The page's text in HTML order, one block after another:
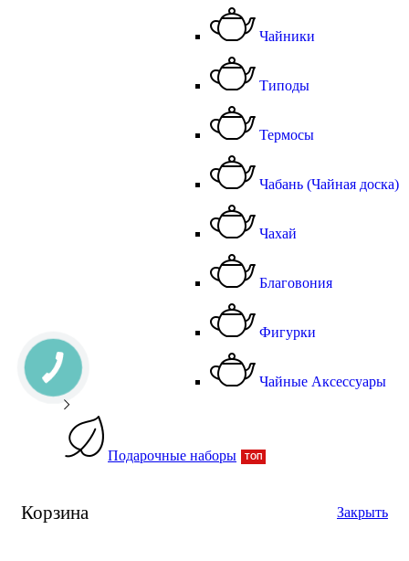
Чайники
Типоды
Термосы
Чабань (Чайная доска)
Чахай
Благовония
Фигурки
Чайные Аксессуары
Подарочные наборы ТОП
Корзина Закрыть